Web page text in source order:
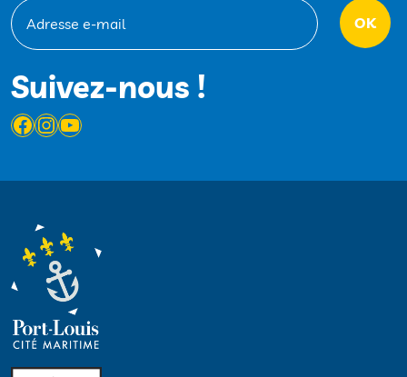
Suivez-nous !
Facebook
Instagram
YouTube